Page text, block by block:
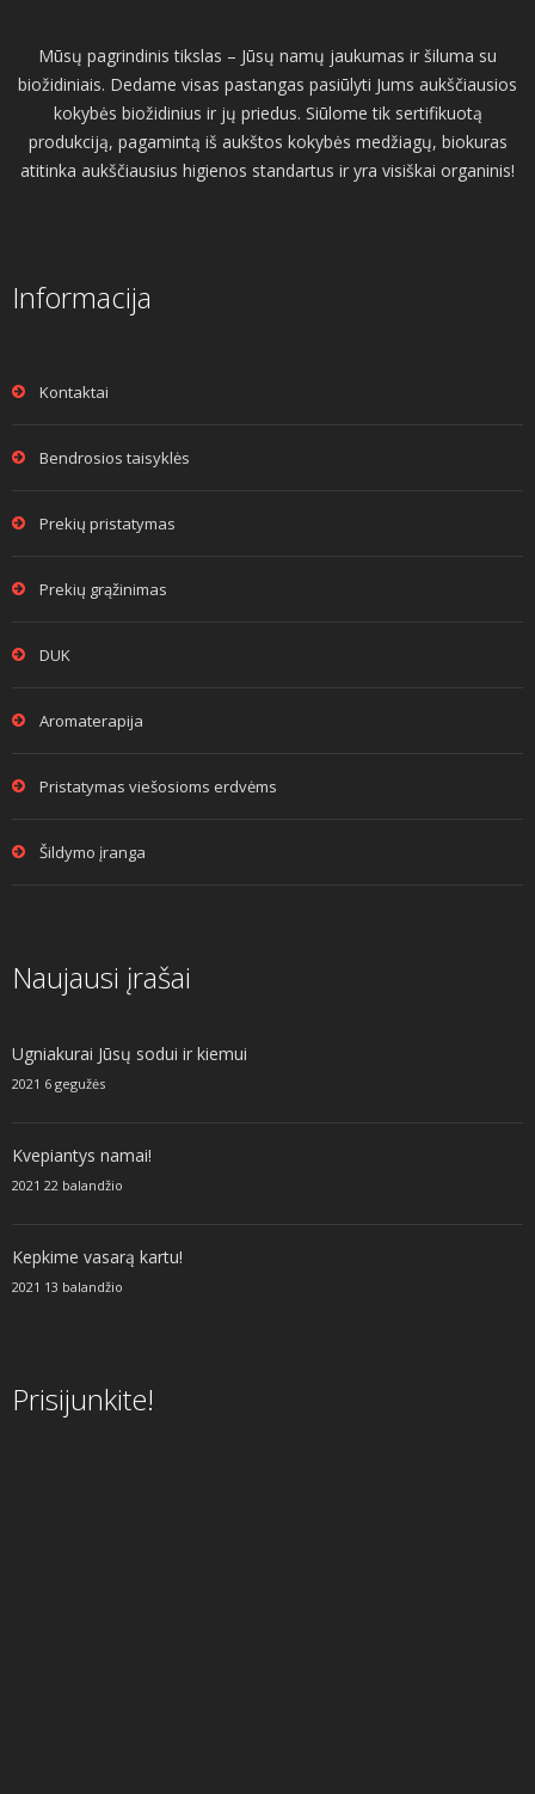
Mūsų pagrindinis tikslas – Jūsų namų jaukumas ir šiluma su
biožidiniais. Dedame visas pastangas pasiūlyti Jums aukščiausios
kokybės biožidinius ir jų priedus. Siūlome tik sertifikuotą
produkciją, pagamintą iš aukštos kokybės medžiagų, biokuras
atitinka aukščiausius higienos standartus ir yra visiškai organinis!
Informacija
Kontaktai
Bendrosios taisyklės
Prekių pristatymas
Prekių grąžinimas
DUK
Aromaterapija
Pristatymas viešosioms erdvėms
Šildymo įranga
Naujausi įrašai
Ugniakurai Jūsų sodui ir kiemui
2021 6 gegužės
Kvepiantys namai!
2021 22 balandžio
Kepkime vasarą kartu!
2021 13 balandžio
Prisijunkite!